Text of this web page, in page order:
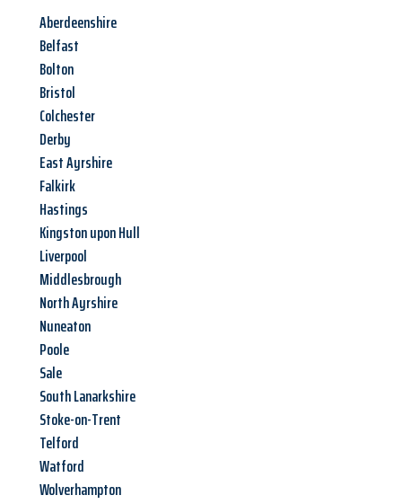
Aberdeenshire
Belfast
Bolton
Bristol
Colchester
Derby
East Ayrshire
Falkirk
Hastings
Kingston upon Hull
Liverpool
Middlesbrough
North Ayrshire
Nuneaton
Poole
Sale
South Lanarkshire
Stoke-on-Trent
Telford
Watford
Wolverhampton